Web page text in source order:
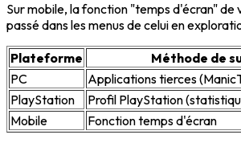
Sur mobile, la fonction "temps d'écran"
passé dans les menus de celui en
Plateforme Méthode de
PC
Applications tierces
PlayStation
Profil PlayStation
Mobile
Fonction temps d'écran